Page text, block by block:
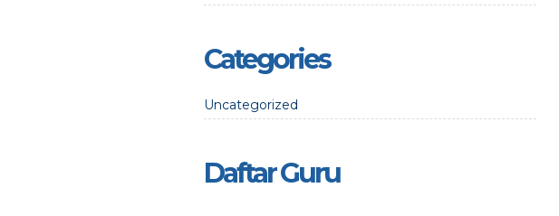
Categories
Uncategorized
Daftar Guru